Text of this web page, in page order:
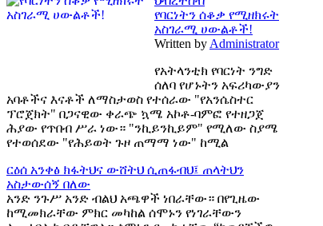
የባርነትን ሰቆቃ የሚዘክሩት
አስገራሚ ሀውልቶች!
Written by Administrator
የአትላንቲክ የባርነት ንግድ
ሰለባ የሆኑትን አፍሪካውያን
አባቶችና እናቶች ለማስታወስ የተሰራው "የአንሴስተር
ፕሮጀክት" በጋናዊው ቀራጭ ኳሜ አኮቶ-ባምፎ የተዘጋጀ
ሕያው የጥበብ ሥራ ነው። "ንኪይንኪይም" የሚለው ስያሜ
የተወሰደው "የሕይወት ጉዞ ጠማማ ነው" ከሚል
ርዕሰ አንቀፅ ክፋትህና ውሸትህ ሲጠፋብህ፤ ጠላትህን
አስታውሰኝ በለው
አንድ ንጉሥ አንድ ብልህ አጫዋች ነበራቸው። በየጊዜው
ከሚመክራቸው ምክር መካከል ሰሞኑን የነገራቸውን